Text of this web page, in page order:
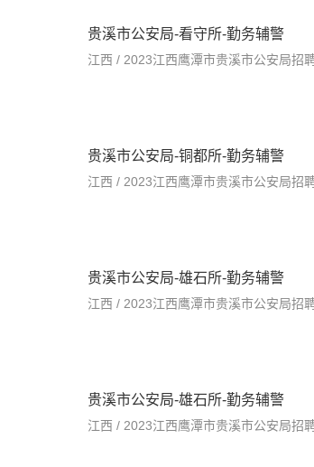
贵溪市公安局-看守所-勤务辅警
江西 / 2023江西鹰潭市贵溪市公安局招
贵溪市公安局-铜都所-勤务辅警
江西 / 2023江西鹰潭市贵溪市公安局招
贵溪市公安局-雄石所-勤务辅警
江西 / 2023江西鹰潭市贵溪市公安局招
贵溪市公安局-雄石所-勤务辅警
江西 / 2023江西鹰潭市贵溪市公安局招